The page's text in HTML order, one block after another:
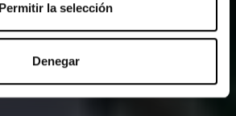
Permitir la selección
Denegar